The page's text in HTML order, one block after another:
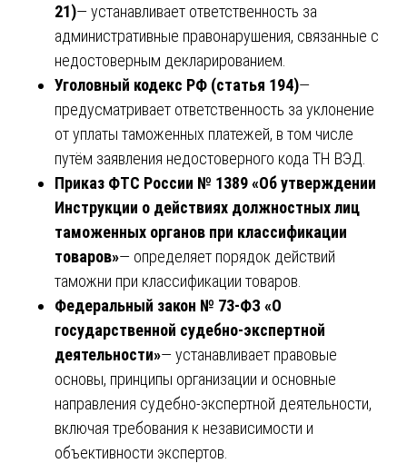
21)— устанавливает ответственность за
административные правонарушения, связанные с
недостоверным декларированием.
Уголовный кодекс РФ (статья 194)—
предусматривает ответственность за уклонение
от уплаты таможенных платежей, в том числе
путём заявления недостоверного кода ТН ВЭД.
Приказ ФТС России № 1389 «Об утверждении
Инструкции о действиях должностных лиц
таможенных органов при классификации
товаров»— определяет порядок действий
таможни при классификации товаров.
Федеральный закон № 73-ФЗ «О
государственной судебно-экспертной
деятельности»— устанавливает правовые
основы, принципы организации и основные
направления судебно-экспертной деятельности,
включая требования к независимости и
объективности экспертов.